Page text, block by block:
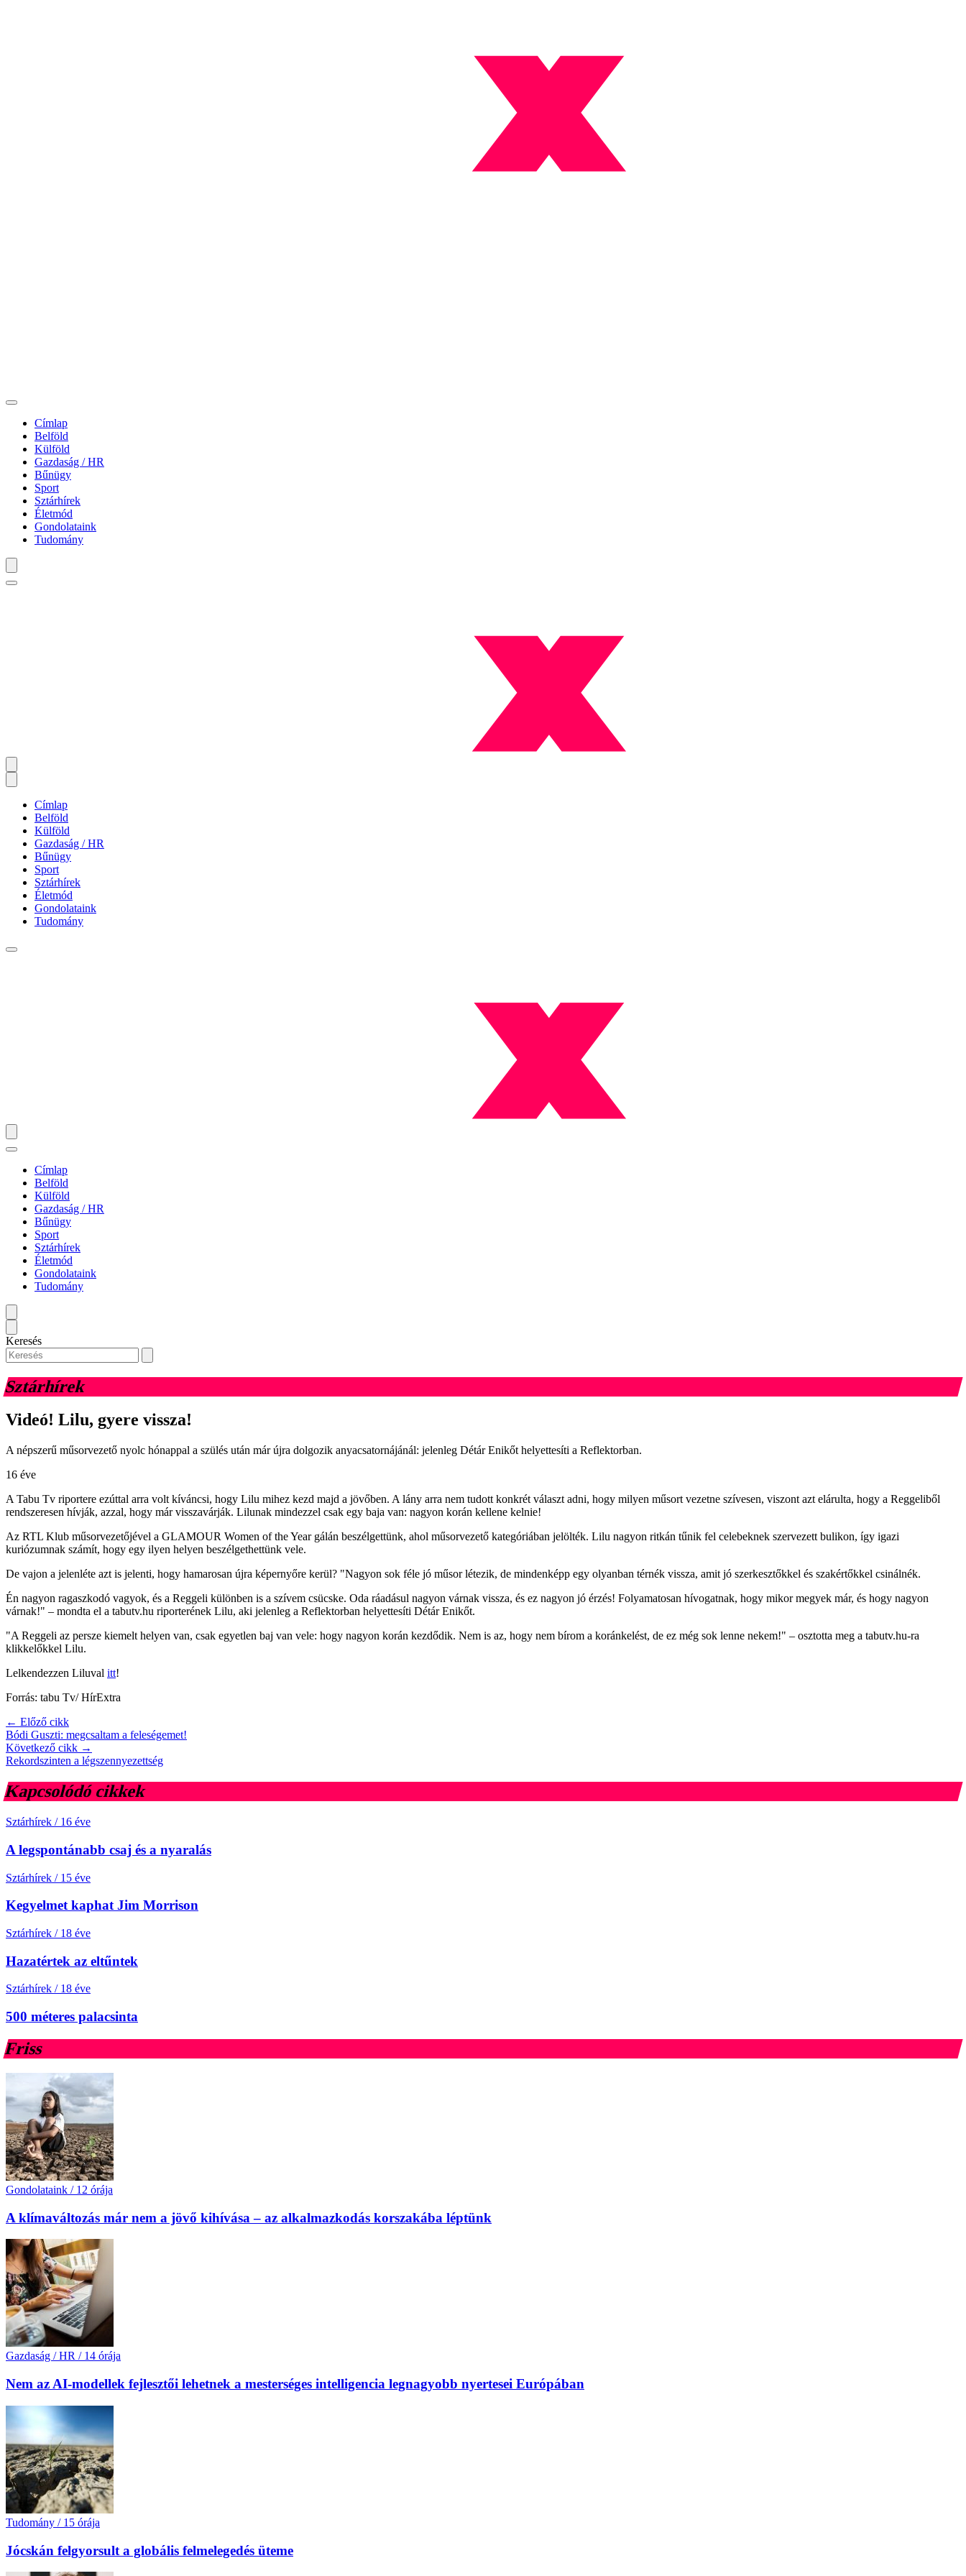
Címlap
Belföld
Külföld
Gazdaság / HR
Bűnügy
Sport
Sztárhírek
Életmód
Gondolataink
Tudomány
Címlap
Belföld
Külföld
Gazdaság / HR
Bűnügy
Sport
Sztárhírek
Életmód
Gondolataink
Tudomány
Címlap
Belföld
Külföld
Gazdaság / HR
Bűnügy
Sport
Sztárhírek
Életmód
Gondolataink
Tudomány
Keresés
Sztárhírek
Videó! Lilu, gyere vissza!
A népszerű műsorvezető nyolc hónappal a szülés után már újra dolgozik anyacsatornájánál: jelenleg Détár Enikőt helyettesíti a Reflektorban.
16 éve
A Tabu Tv riportere ezúttal arra volt kíváncsi, hogy Lilu mihez kezd majd a jövőben. A lány arra nem tudott konkrét választ adni, hogy milyen műsort vezetne szívesen, viszont azt elárulta, hogy a Reggeliből
rendszeresen hívják, azzal, hogy már visszavárják. Lilunak mindezzel csak egy baja van: nagyon korán kellene kelnie!
Az RTL Klub műsorvezetőjével a GLAMOUR Women of the Year gálán beszélgettünk, ahol műsorvezető kategóriában jelölték. Lilu nagyon ritkán tűnik fel celebeknek szervezett bulikon, így igazi
kuriózumnak számít, hogy egy ilyen helyen beszélgethettünk vele.
De vajon a jelenléte azt is jelenti, hogy hamarosan újra képernyőre kerül? "Nagyon sok féle jó műsor létezik, de mindenképp egy olyanban térnék vissza, amit jó szerkesztőkkel és szakértőkkel csinálnék.
Én nagyon ragaszkodó vagyok, és a Reggeli különben is a szívem csücske. Oda ráadásul nagyon várnak vissza, és ez nagyon jó érzés! Folyamatosan hívogatnak, hogy mikor megyek már, és hogy nagyon
várnak!" – mondta el a tabutv.hu riporterének Lilu, aki jelenleg a Reflektorban helyettesíti Détár Enikőt.
"A Reggeli az persze kiemelt helyen van, csak egyetlen baj van vele: hogy nagyon korán kezdődik. Nem is az, hogy nem bírom a koránkelést, de ez még sok lenne nekem!" – osztotta meg a tabutv.hu-ra
klikkelőkkel Lilu.
Lelkendezzen Liluval itt!
Forrás: tabu Tv/ HírExtra
← Előző cikk
Bódi Guszti: megcsaltam a feleségemet!
Következő cikk →
Rekordszinten a légszennyezettség
Kapcsolódó cikkek
Sztárhírek / 16 éve
A legspontánabb csaj és a nyaralás
Sztárhírek / 15 éve
Kegyelmet kaphat Jim Morrison
Sztárhírek / 18 éve
Hazatértek az eltűntek
Sztárhírek / 18 éve
500 méteres palacsinta
Friss
Gondolataink / 12 órája
A klímaváltozás már nem a jövő kihívása – az alkalmazkodás korszakába léptünk
Gazdaság / HR / 14 órája
Nem az AI-modellek fejlesztői lehetnek a mesterséges intelligencia legnagyobb nyertesei Európában
Tudomány / 15 órája
Jócskán felgyorsult a globális felmelegedés üteme